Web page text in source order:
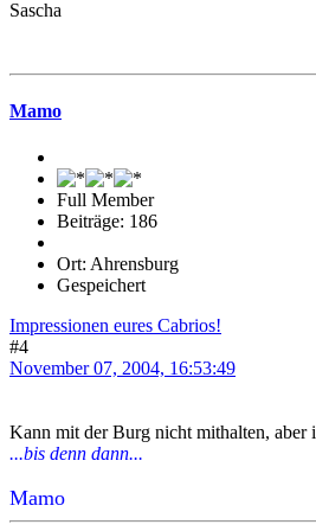
Sascha
Mamo
Full Member
Beiträge: 186
Ort: Ahrensburg
Gespeichert
Impressionen eures Cabrios!
#4
November 07, 2004, 16:53:49
Kann mit der Burg nicht mithalten,
...bis denn dann...
Mamo